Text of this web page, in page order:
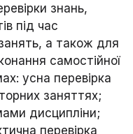
знань,
під час
а також для
самостійної
усна перевірка
заняттях;
дисципліни;
перевірка